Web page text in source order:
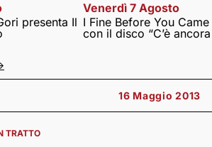
presenta Il
Venerdì 7 Agosto
I Fine Before You
con il disco “C’è
16 Maggio 2013
TRATTO